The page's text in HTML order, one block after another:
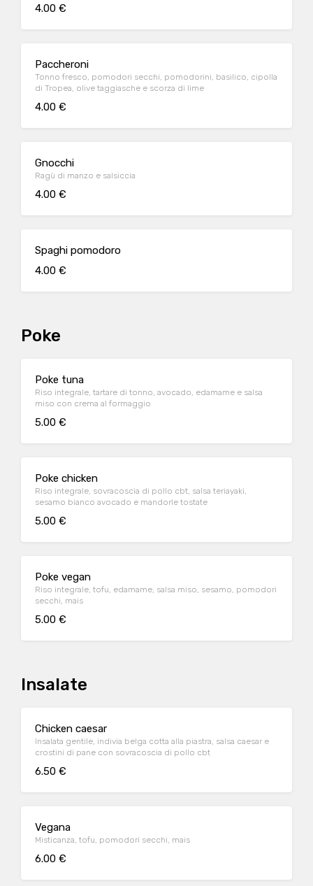
4.00 €
Paccheroni
Tonno fresco, pomodori secchi, pomodorini, basilico, cipolla
di Tropea, olive taggiasche e scorza di lime
4.00 €
Gnocchi
Ragù di manzo e salsiccia
4.00 €
Spaghi pomodoro
4.00 €
Poke
Poke tuna
Riso integrale, tartare di tonno, avocado, edamame e salsa
miso con crema al formaggio
5.00 €
Poke chicken
Riso integrale, sovracoscia di pollo cbt, salsa teriayaki,
sesamo bianco avocado e mandorle tostate
5.00 €
Poke vegan
Riso integrale, tofu, edamame, salsa miso, sesamo, pomodori
secchi, mais
5.00 €
Insalate
Chicken caesar
Insalata gentile, indivia belga cotta alla piastra, salsa caesar e
crostini di pane con sovracoscia di pollo cbt
6.50 €
Vegana
Misticanza, tofu, pomodori secchi, mais
6.00 €